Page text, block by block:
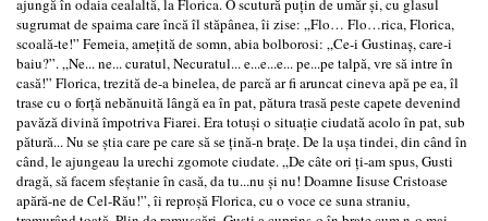
ajungă în odaia cealaltă, la Florica. O scutură puțin de umăr și, cu glasul
sugrumat de spaima care încă îl stăpânea, îi zise: „Flo… Flo…rica, Florica,
scoală-te!” Femeia, amețită de somn, abia bolborosi: „Ce-i Gustinaș, care-i
baiu?”. „Ne... ne... curatul, Necuratul... e...e...e... pe...pe talpă, vre să intre în
casă!” Florica, trezită de-a binelea, de parcă ar fi aruncat cineva apă pe ea, îl
trase cu o forță nebănuită lângă ea în pat, pătura trasă peste capete devenind
pavăză divină împotriva Fiarei. Era totuși o situație ciudată acolo în pat, sub
pătură... Nu se știa care pe care să se țină-n brațe. De la ușa tindei, din când în
când, le ajungeau la urechi zgomote ciudate. „De câte ori ți-am spus, Gusti
dragă, să facem sfeștanie în casă, da tu...nu și nu! Doamne Iisuse Cristoase
apără-ne de Cel-Rău!”, îi reproșă Florica, cu o voce ce suna straniu,